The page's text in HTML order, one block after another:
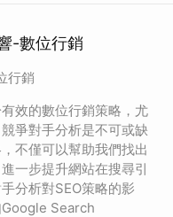
-數位行銷
行銷
效的數位行銷策略，尤
爭對手分析是不可或缺
不僅可以幫助我們找出
一步提升網站在搜尋引
分析對SEO策略的影
Search